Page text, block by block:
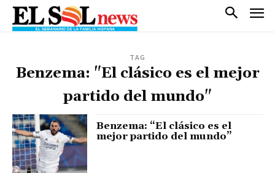
TAG
Benzema: "El clásico es el mejor
partido del mundo"
Benzema: “El clásico es el
mejor partido del mundo”